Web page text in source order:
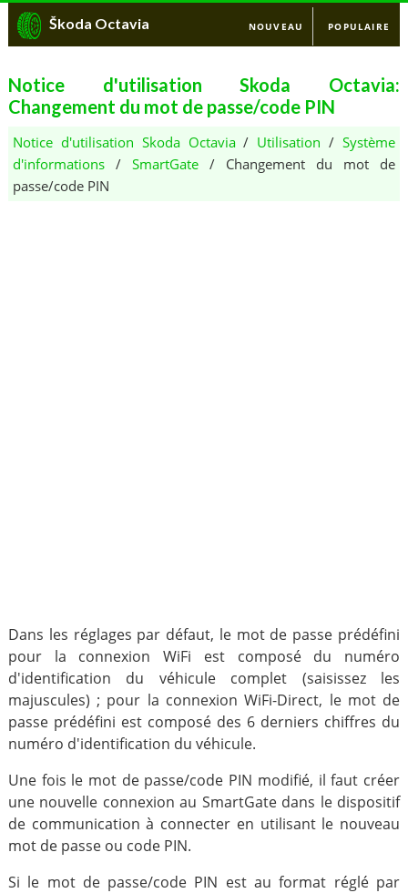
Škoda Octavia NOUVEAU POPULAIRE
Notice d'utilisation Skoda Octavia:
Changement du mot de passe/code PIN
Notice d'utilisation Skoda Octavia/ Utilisation /Système
d'informations/ SmartGate/ Changement du mot de
passe/code PIN
Dans les réglages par défaut, le mot de passe prédéfini
pour la connexion WiFi est composé du numéro
d'identification du véhicule complet (saisissez les
majuscules) ; pour la connexion WiFi-Direct, le mot de
passe prédéfini est composé des 6 derniers chiffres du
numéro d'identification du véhicule.
Une fois le mot de passe/code PIN modifié, il faut créer
une nouvelle connexion au SmartGate dans le dispositif
de communication à connecter en utilisant le nouveau
mot de passe ou code PIN.
Si le mot de passe/code PIN est au format réglé par